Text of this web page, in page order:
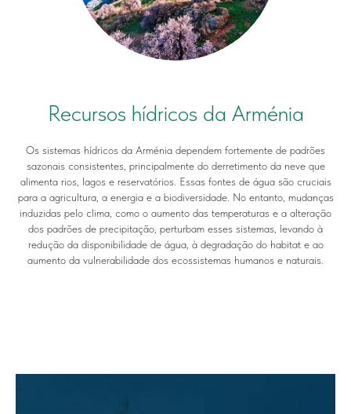
Recursos hídricos da Arménia
Os sistemas hídricos da Arménia dependem fortemente de padrões
sazonais consistentes, principalmente do derretimento da neve que
alimenta rios, lagos e reservatórios. Essas fontes de água são cruciais
para a agricultura, a energia e a biodiversidade. No entanto, mudanças
induzidas pelo clima, como o aumento das temperaturas e a alteração
dos padrões de precipitação, perturbam esses sistemas, levando à
redução da disponibilidade de água, à degradação do habitat e ao
aumento da vulnerabilidade dos ecossistemas humanos e naturais.